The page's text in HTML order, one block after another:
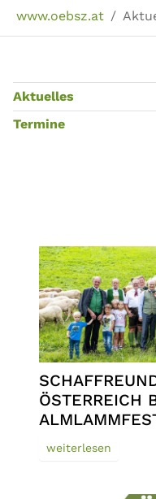
www.oebsz.at
Aktuelles
Termine
ÖSTERREICH
weiterlesen